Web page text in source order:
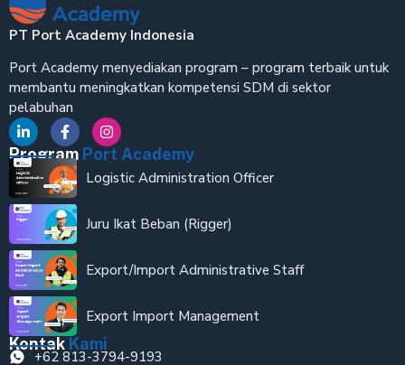
PT Port Academy Indonesia
Port Academy menyediakan program – program terbaik untuk
membantu meningkatkan kompetensi SDM di sektor
pelabuhan
Program Port Academy
Logistic Administration Officer
Juru Ikat Beban (Rigger)
Export/Import Administrative Staff
Export Import Management
Kontak Kami
+62 813-3794-9193